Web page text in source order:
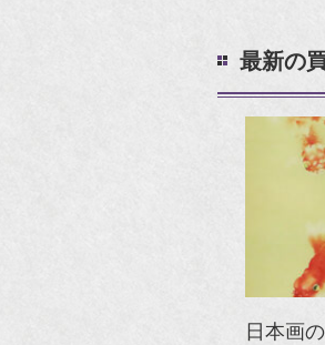
最新の
日本画